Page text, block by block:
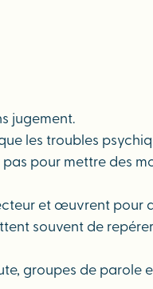
jugement.
les troubles
pour mettre des
et œuvrent pour
souvent de
groupes de parole